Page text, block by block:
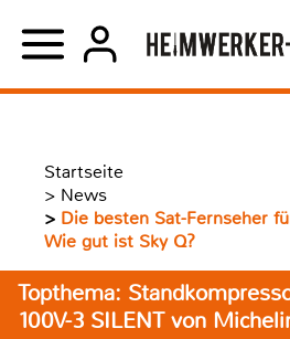
Startseite
> News
> Die besten Sat-Fernseher
Wie gut ist Sky Q?
Topthema:
100V-3 SILENT von